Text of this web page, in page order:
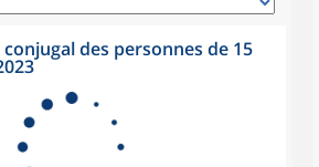
conjugal des personnes de 15